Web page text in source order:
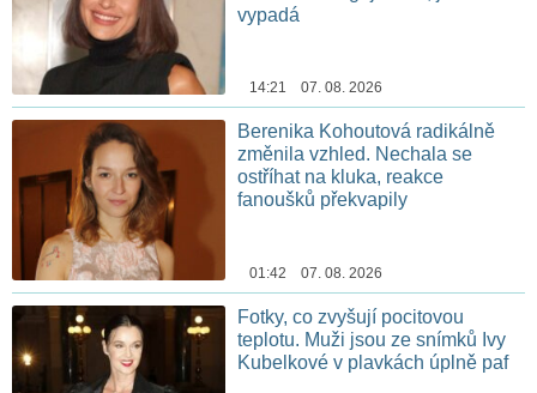
vypadá
14:21 07. 08. 2026
Berenika Kohoutová radikálně
změnila vzhled. Nechala se
ostříhat na kluka, reakce
fanoušků překvapily
01:42 07. 08. 2026
Fotky, co zvyšují pocitovou
teplotu. Muži jsou ze snímků Ivy
Kubelkové v plavkách úplně paf